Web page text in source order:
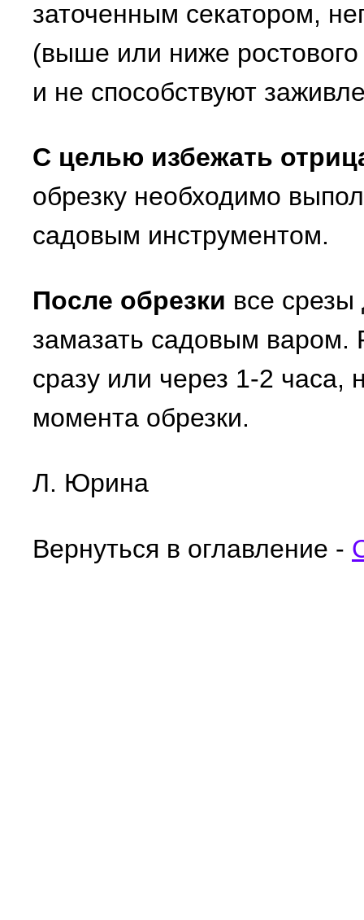
заточенным секатором,
(выше или ниже
и не способствуют
С целью избежать
обрезку необходимо
садовым инструментом.
После обрезки все
замазать садовым
сразу или через 1-2 часа,
момента обрезки.
Л. Юрина
Вернуться в оглавление -